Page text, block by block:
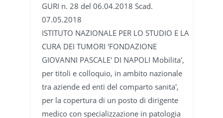
GURI n. 28 del 06.04.2018 Scad.
07.05.2018
ISTITUTO NAZIONALE PER LO STUDIO E LA
CURA DEI TUMORI 'FONDAZIONE
GIOVANNI PASCALE' DI NAPOLI Mobilita',
per titoli e colloquio, in ambito nazionale
tra aziende ed enti del comparto sanita',
per la copertura di un posto di dirigente
medico con specializzazione in patologia